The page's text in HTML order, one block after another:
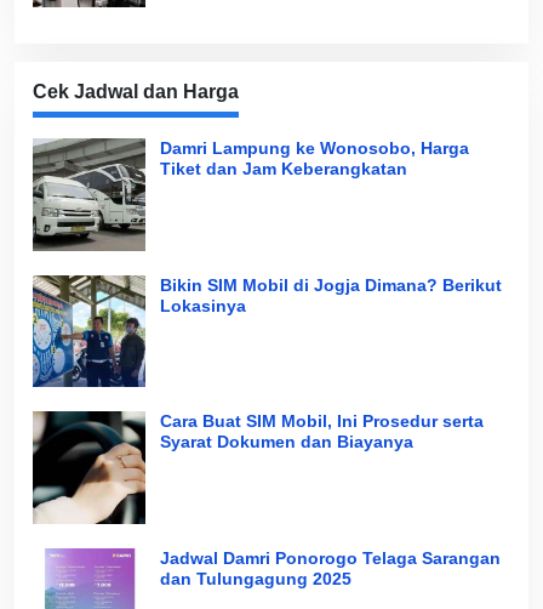
Cek Jadwal dan Harga
Damri Lampung ke Wonosobo, Harga
Tiket dan Jam Keberangkatan
Bikin SIM Mobil di Jogja Dimana? Berikut
Lokasinya
Cara Buat SIM Mobil, Ini Prosedur serta
Syarat Dokumen dan Biayanya
Jadwal Damri Ponorogo Telaga Sarangan
dan Tulungagung 2025